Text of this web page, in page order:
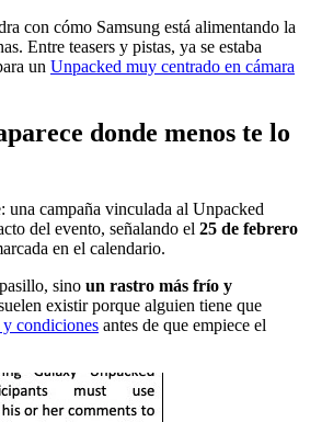
con cómo Samsung está alimentando la
Entre teasers y pistas, ya se estaba
un Unpacked muy centrado en cámara
donde menos te lo
una campaña vinculada al Unpacked
del evento, señalando el 25 de febrero
en el calendario.
sino un rastro más frío y
existir porque alguien tiene que
y condiciones antes de que empiece el